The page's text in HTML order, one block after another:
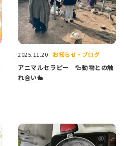
2025.11.20 お知らせ・ブログ
アニマルセラピー 🦆動物との触
れ合い🐇